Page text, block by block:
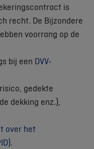
is
recht. De Bijzondere
voorrang op de
bij een DVV-
gedekte
dekking enz.),
over het
.